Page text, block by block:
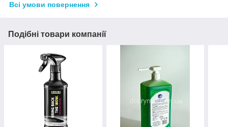
Всі умови повернення
Подібні товари компанії